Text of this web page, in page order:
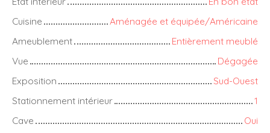
Cuisine
Aménagée et équipée/Américaine
Ameublement
Entièrement meublé
Vue
Dégagée
Exposition
Sud-Ouest
Stationnement intérieur
1
Cave
Oui